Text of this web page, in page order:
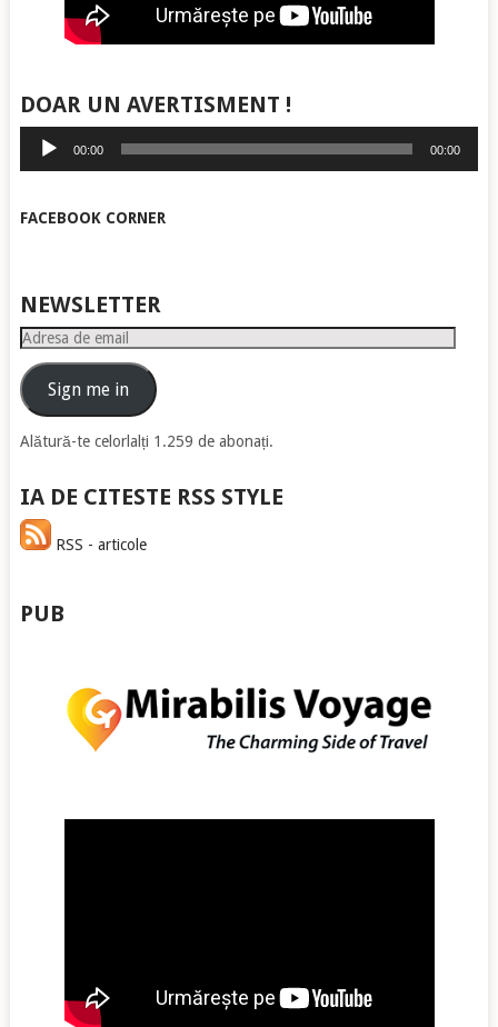
DOAR UN AVERTISMENT !
Player
audio
00:00 00:00
FACEBOOK CORNER
NEWSLETTER
Adresa
emailSign me in
Alătură-te celorlalți 1.259 de abonați.
IA DE CITESTE RSS STYLE
RSS - articole
PUB